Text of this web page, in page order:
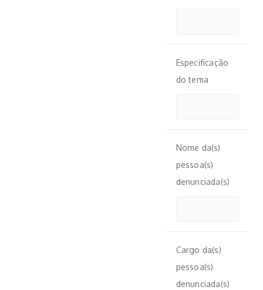
Especificação
do tema
Nome da(s)
pessoa(s)
denunciada(s)
Cargo da(s)
pessoa(s)
denunciada(s)